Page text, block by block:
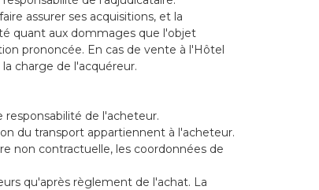
assurer ses acquisitions, et la
quant aux dommages que l'objet
prononcée. En cas de vente à l'Hôtel
charge de l'acquéreur.
de l'acheteur.
du transport appartiennent à l'acheteur.
non contractuelle, les coordonnées de
qu'après règlement de l'achat. La